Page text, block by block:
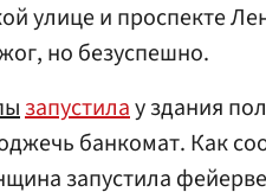
улице и проспекте
но безуспешно.
запустилау здания
банкомат. Как
запустила